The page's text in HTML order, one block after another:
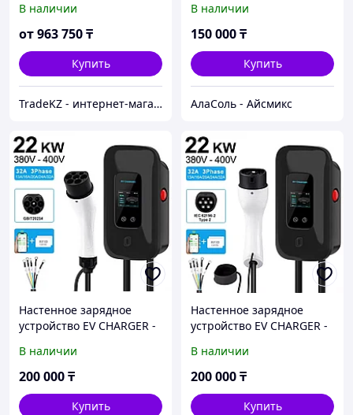
В наличии
от963 750₸
Купить
TradeKZ - интернет-магазин
Type2, 220В 8А-32А 1 фаза
В наличии
150 000₸
Купить
АлаСоль - Айсмикс
Настенное зарядное
устройство EV CHARGER -
GB/T, 380В 8А-32А 3 фазы
В наличии
200 000₸
Купить
Настенное зарядное
устройство EV CHARGER -
Type2, 380В 8А-32А 3
фазы
В наличии
200 000₸
Купить